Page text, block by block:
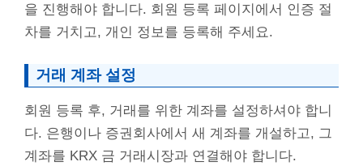
을 진행해야 합니다. 회원 등록 페이지에서 인증 절
차를 거치고, 개인 정보를 등록해 주세요.
거래 계좌 설정
회원 등록 후, 거래를 위한 계좌를 설정하셔야 합니
다. 은행이나 증권회사에서 새 계좌를 개설하고, 그
계좌를 KRX 금 거래시장과 연결해야 합니다.